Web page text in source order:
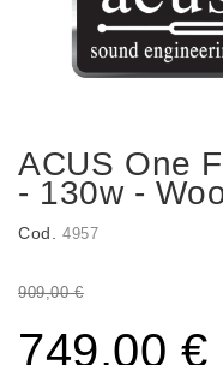
ACUS One
- 130w -
Cod. 4957
909,00 €
749,00 €